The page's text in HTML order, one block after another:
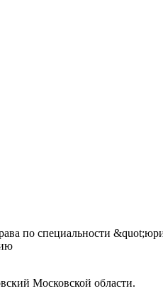
по специальности
Московской области.